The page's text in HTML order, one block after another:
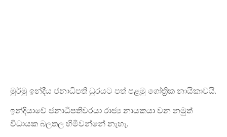
මුර්මු ඉන්දීය ජනාධිපති ධුරයට පත් පළමු ගෝත්‍රික නායිකාවයි.
ඉන්දියාවේ ජනාධිපතිවරයා රාජ්‍ය නායකයා වන නමුත්
විධායක බලතල හිමිවන්නේ නැහැ.